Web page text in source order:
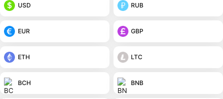
USD RUB
EUR GBP
ETH LTC
BCH BNB